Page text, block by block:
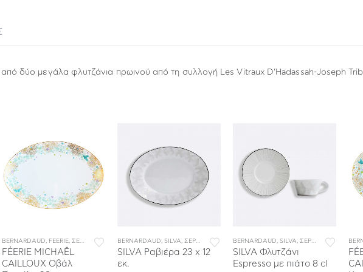
δύο μεγάλα φλυτζάνια πρωινού από τη συλλογή Les Vitraux D’Hadassah-Joseph
,ΣΕΡΒΙΤΣΙΑ ΦΑΓΗΤΟΥ
BERNARDAUD FEERIE ΣΕΡΒΙΤΣΙΑ ΠΟΡΣΕΛΑΝΗΣ , ΣΕΡΒΙΤΣΙΑ ΦΑΓΗΤΟΥ
FÉERIE MICHAËL
CAILLOUX Οβάλ
BERNARDAUD SILVA ΣΕΡΒΙΤΣΙΑ ΠΟΡΣΕΛΑΝΗΣ ,ΣΕΡΒΙΤΣΙΑ ΦΑΓΗΤΟΥ
SILVA Ραβιέρα 23 x 12
εκ.
BERNARDAUD SILVA ΣΕΡΒΙΤΣΙΑ ΠΟΡΣΕΛΑΝΗΣ
SILVA Φλυτζάνι
Espresso με πιάτο 8 cl